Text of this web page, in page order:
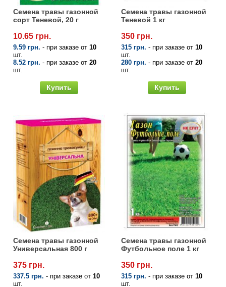
Семена травы газонной
сорт Теневой, 20 г
10.65 грн.
9.59 грн. - при заказе от 10
шт.
8.52 грн. - при заказе от 20
шт.
Купить
Семена травы газонной
Теневой 1 кг
350 грн.
315 грн. - при заказе от 10
шт.
280 грн. - при заказе от 20
шт.
Купить
Семена травы газонной
Универсальная 800 г
375 грн.
337.5 грн. - при заказе от 10
шт.
Семена травы газонной
Футбольное поле 1 кг
350 грн.
315 грн. - при заказе от 10
шт.